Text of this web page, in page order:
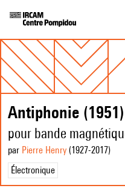
Antiphonie (1951)
pour bande
par Pierre Henry (1927-2017)
Électronique